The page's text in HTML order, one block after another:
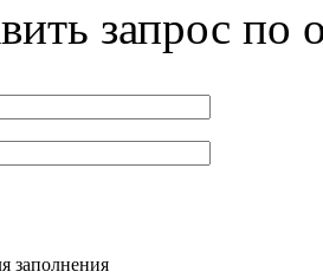
запрос по
заполнения